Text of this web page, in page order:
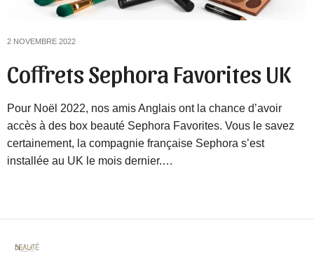
2 NOVEMBRE 2022
Coffrets Sephora Favorites UK
Pour Noël 2022, nos amis Anglais ont la chance d’avoir
accès à des box beauté Sephora Favorites. Vous le savez
certainement, la compagnie française Sephora s’est
installée au UK le mois dernier.…